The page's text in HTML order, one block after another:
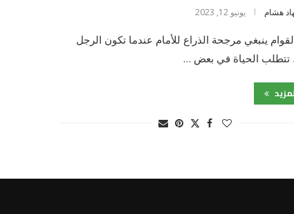
هشام يونيو 12, 2023
ينبغي مرجحة الذراع للأمام عندما تكون الرجل
تتطلب الحياة في بعض …